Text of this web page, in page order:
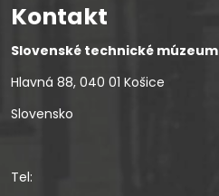
Kontakt
Slovenské technické múzeum
Hlavná 88, 040 01 Košice
Slovensko
Tel: